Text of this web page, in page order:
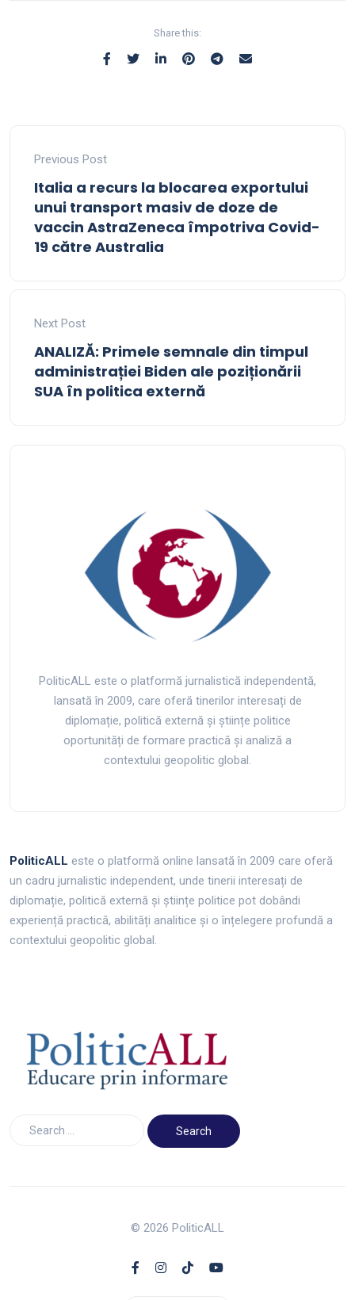
Share this:
Previous Post
Italia a recurs la blocarea exportului
unui transport masiv de doze de
vaccin AstraZeneca împotriva Covid-
19 către Australia
Next Post
ANALIZĂ: Primele semnale din timpul
administrației Biden ale poziționării
SUA în politica externă
PoliticALL este o platformă jurnalistică independentă,
lansată în 2009, care oferă tinerilor interesați de
diplomație, politică externă și științe politice
oportunități de formare practică și analiză a
contextului geopolitic global.
PoliticALL este o platformă online lansată în 2009 care oferă
un cadru jurnalistic independent, unde tinerii interesați de
diplomație, politică externă și științe politice pot dobândi
experiență practică, abilități analitice și o înțelegere profundă a
contextului geopolitic global.
© 2026 PoliticALL